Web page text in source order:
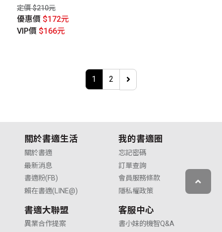
定價 $210元
優惠價 $172元
VIP價 $166元
1 2
關於書適生活
關於書適
最新消息
書適粉(FB)
賴在書適(LINE@)
我的書適圈
忘記密碼
訂單查詢
會員服務條款
隱私權政策
書適大聯盟
異業合作提案
客服中心
書小妹的機智Q&A